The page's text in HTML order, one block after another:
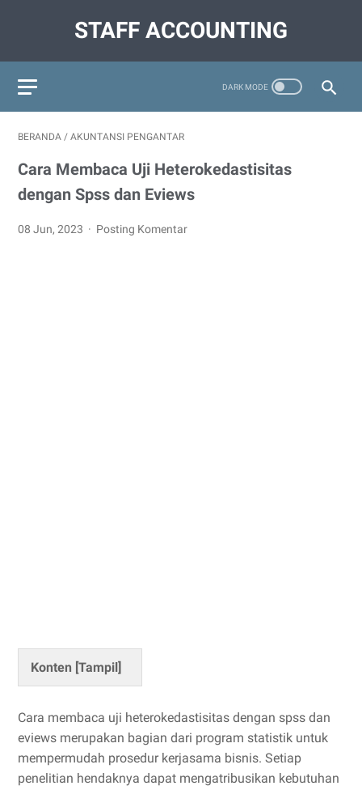
STAFF ACCOUNTING
BERANDA / AKUNTANSI PENGANTAR
Cara Membaca Uji Heterokedastisitas
dengan Spss dan Eviews
08 Jun, 2023 Posting Komentar
Konten [Tampil]
Cara membaca uji heterokedastisitas dengan spss dan
eviews merupakan bagian dari program statistik untuk
mempermudah prosedur kerjasama bisnis. Setiap
penelitian hendaknya dapat mengatribusikan kebutuhan